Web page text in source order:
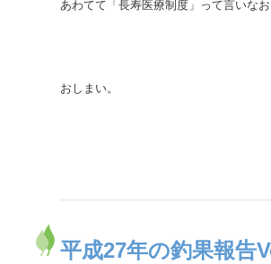
あわてて「長寿医療制度」って言いな
おしまい。
平成27年の釣果報告